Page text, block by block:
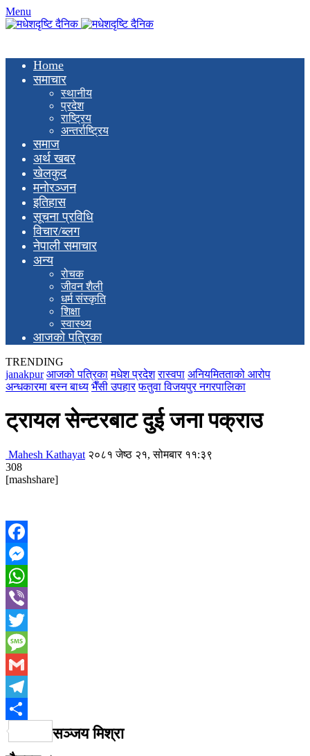
Menu
Home
समाचार
स्थानीय
प्रदेश
राष्ट्रिय
अन्तर्राष्ट्रिय
समाज
अर्थ खबर
खेलकुद
मनाेरञ्जन
इतिहास
सूचना प्रविधि
विचार/ब्लग
नेपाली समाचार
अन्य
रोचक
जीवन शैली
धर्म संस्कृति
शिक्षा
स्वास्थ्य
आजको पत्रिका
TRENDING
janakpur आजको पत्रिका मधेश प्रदेश रास्वपा अनियमितताको आरोप
अन्धकारमा बस्न बाध्य भैँसी उपहार फतुवा विजयपुर नगरपालिका
ट्रायल सेन्टरबाट दुई जना पक्राउ
Mahesh Kathayat २०८१ जेष्ठ २१, सोमबार ११:३९
308
[mashshare]
Facebook
Messenger
WhatsApp
Viber
Twitter
Message
Gmail
Telegram
Share
सञ्जय मिश्रा